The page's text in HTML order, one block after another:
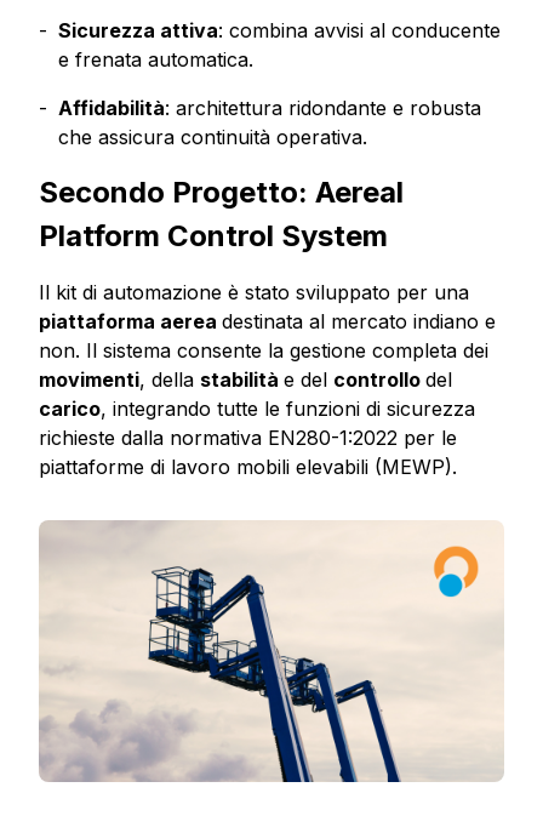
Sicurezza attiva: combina avvisi al conducente
e frenata automatica.
Affidabilità: architettura ridondante e robusta
che assicura continuità operativa.
Secondo Progetto: Aereal
Platform Control System
Il kit di automazione è stato sviluppato per una
piattaforma aerea destinata al mercato indiano e
non. Il sistema consente la gestione completa dei
movimenti, della stabilità e del controllo del
carico, integrando tutte le funzioni di sicurezza
richieste dalla normativa EN280-1:2022 per le
piattaforme di lavoro mobili elevabili (MEWP).